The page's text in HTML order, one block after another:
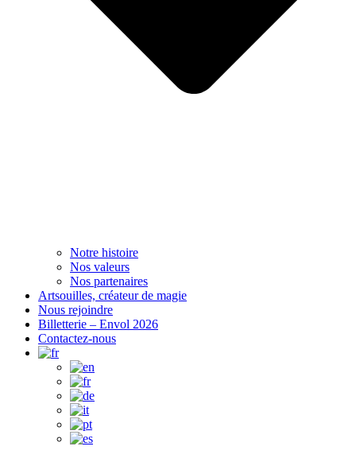
Notre histoire
Nos valeurs
Nos partenaires
Artsouilles, créateur de magie
Nous rejoindre
Billetterie – Envol 2026
Contactez-nous